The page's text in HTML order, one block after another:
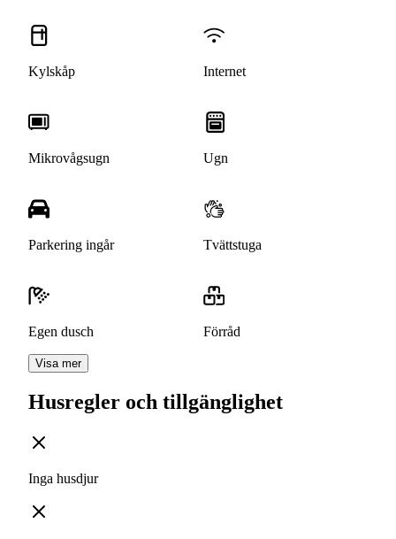
Kylskåp Internet
Mikrovågsugn Ugn
Parkering ingår Tvättstuga
Egen dusch Förråd
Visa mer
Husregler och tillgänglighet
Inga husdjur